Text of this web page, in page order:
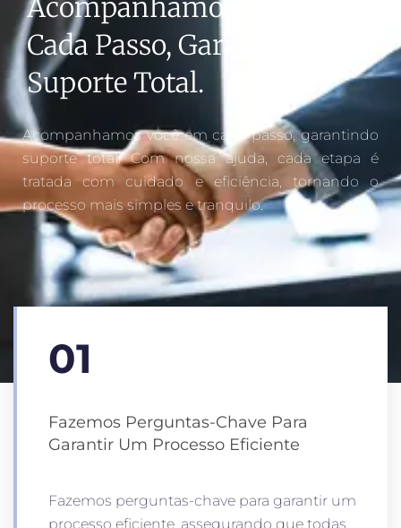
Acompanhamos Você Em
Cada Passo, Garantindo
Suporte Total.
Acompanhamos você em cada passo, garantindo
suporte total. Com nossa ajuda, cada etapa é
tratada com cuidado e eficiência, tornando o
processo mais simples e tranquilo.
01
Fazemos Perguntas-Chave Para
Garantir Um Processo Eficiente
Fazemos perguntas-chave para garantir um
processo eficiente, assegurando que todas